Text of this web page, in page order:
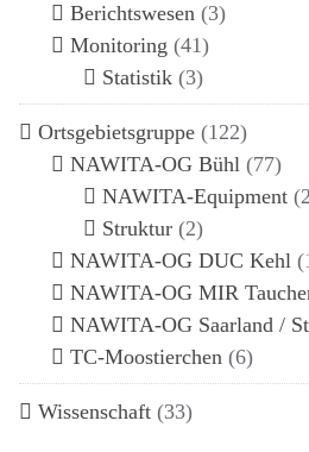
Berichtswesen (3)
Monitoring (41)
Statistik (3)
Ortsgebietsgruppe (122)
NAWITA-OG Bühl (77)
NAWITA-Equipment
Struktur (2)
NAWITA-OG DUC Kehl
NAWITA-OG MIR
NAWITA-OG Saarland /
TC-Moostierchen (6)
Wissenschaft (33)